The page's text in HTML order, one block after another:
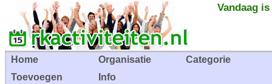
Vandaag
Home Organisatie
Categorie
Toevoegen
Info